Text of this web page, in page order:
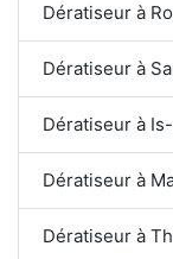
Dératiseur à
Dératiseur à
Dératiseur à
Dératiseur à
Dératiseur à